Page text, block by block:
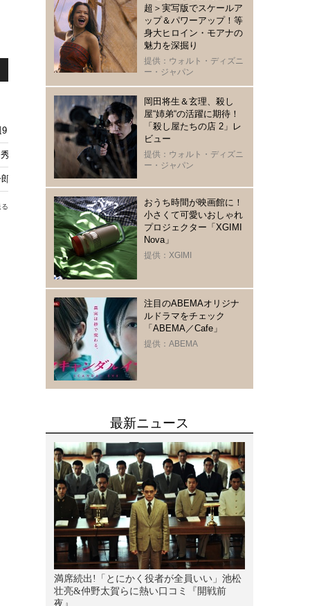
日放送へ
に多くの反応、史実との“整合性”にも視聴者注目「豊臣兄弟！」第29話
と清須城へ向かう…8月9日放送
超＞実写版でスケールア
ップ＆パワーアップ！等
身大ヒロイン・モアナの
魅力を深掘り
提供：ウォルト・ディズニ
ー・ジャパン
岡田将生＆玄理、殺し
屋“姉弟“の活躍に期待！
「殺し屋たちの店 2」レ
ビュー
提供：ウォルト・ディズニ
ー・ジャパン
おうち時間が映画館に！
小さくて可愛いおしゃれ
プロジェクター「XGIMI
Nova」
提供：XGIMI
注目のABEMAオリジナ
ルドラマをチェック
「ABEMA／Cafe」
提供：ABEMA